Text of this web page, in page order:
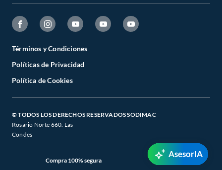
Términos y Condiciones
Políticas de Privacidad
Política de Cookies
© TODOS LOS DERECHOS RESERVADOS SODIMAC
Rosario Norte 660. Las
Condes
Compra 100% segura
AsesorIA